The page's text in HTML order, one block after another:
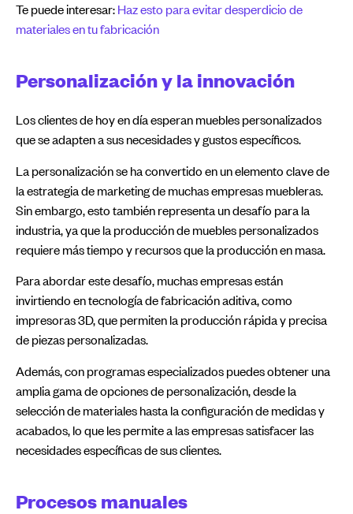
Te puede interesar: Haz esto para evitar desperdicio de
materiales en tu fabricación
Personalización y la innovación
Los clientes de hoy en día esperan muebles personalizados
que se adapten a sus necesidades y gustos específicos.
La personalización se ha convertido en un elemento clave de
la estrategia de marketing de muchas empresas muebleras.
Sin embargo, esto también representa un desafío para la
industria, ya que la producción de muebles personalizados
requiere más tiempo y recursos que la producción en masa.
Para abordar este desafío, muchas empresas están
invirtiendo en tecnología de fabricación aditiva, como
impresoras 3D, que permiten la producción rápida y precisa
de piezas personalizadas.
Además, con programas especializados puedes obtener una
amplia gama de opciones de personalización, desde la
selección de materiales hasta la configuración de medidas y
acabados, lo que les permite a las empresas satisfacer las
necesidades específicas de sus clientes.
Procesos manuales